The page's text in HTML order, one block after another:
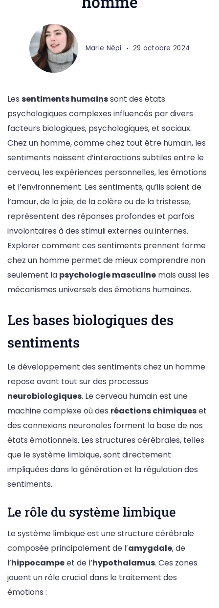
Marie Népi 29 octobre 2024
Les sentiments humainssont des états
psychologiques complexes influencés par divers
facteurs biologiques, psychologiques, et sociaux.
Chez un homme, comme chez tout être humain, les
sentiments naissent d’interactions subtiles entre le
cerveau, les expériences personnelles, les émotions
et l’environnement. Les sentiments, qu’ils soient de
l’amour, de la joie, de la colère ou de la tristesse,
représentent des réponses profondes et parfois
involontaires à des stimuli externes ou internes.
Explorer comment ces sentiments prennent forme
chez un homme permet de mieux comprendre non
seulement la psychologie masculine mais aussi les
mécanismes universels des émotions humaines.
Les bases biologiques des
sentiments
Le développement des sentiments chez un homme
repose avant tout sur des processus
neurobiologiques. Le cerveau humain est une
machine complexe où des réactions chimiqueset
des connexions neuronales forment la base de nos
états émotionnels. Les structures cérébrales, telles
que le système limbique, sont directement
impliquées dans la génération et la régulation des
sentiments.
Le rôle du système limbique
Le système limbique est une structure cérébrale
composée principalement de l’amygdale, de
l’hippocampeet de l’hypothalamus. Ces zones
jouent un rôle crucial dans le traitement des
émotions :